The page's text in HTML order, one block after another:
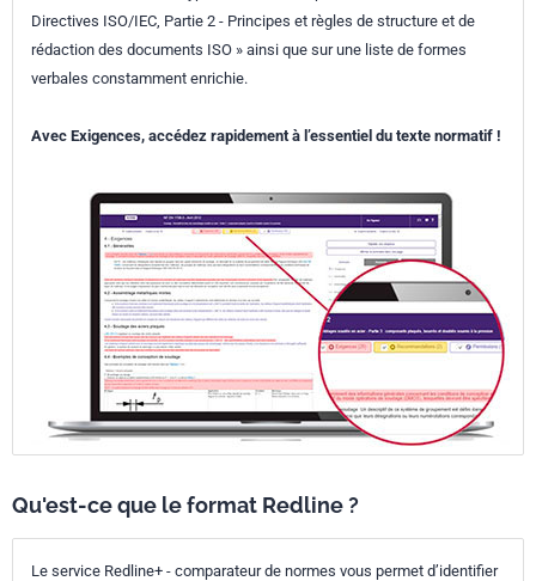
Directives ISO/IEC, Partie 2 - Principes et règles de structure et de
rédaction des documents ISO » ainsi que sur une liste de formes
verbales constamment enrichie.
Avec Exigences, accédez rapidement à l’essentiel du texte normatif !
Qu'est-ce que le format Redline ?
Le service Redline+ - comparateur de normes vous permet d’identifier